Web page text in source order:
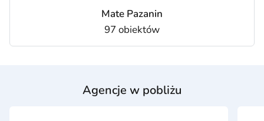
Mate Pazanin
97 obiektów
Agencje w pobliżu